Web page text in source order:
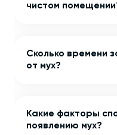
чистом
Сколько времени
от мух?
Какие факторы
появлению мух?